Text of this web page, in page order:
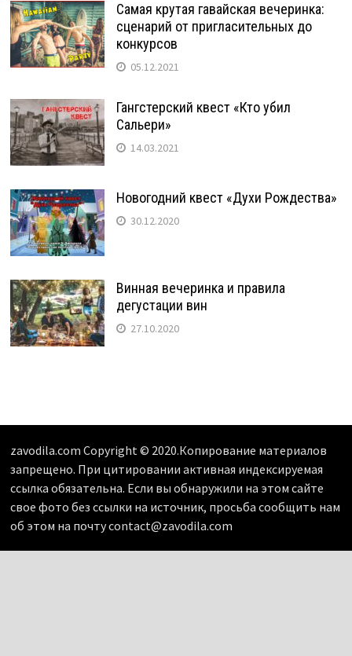
Самая крутая гавайская вечеринка:
сценарий от пригласительных до
конкурсов
05.12.2021
Гангстерский квест «Кто убил
Сальери»
14.03.2021
Новогодний квест «Духи Рождества»
30.12.2020
Винная вечеринка и правила
дегустации вин
27.10.2020
zavodila.com Copyright © 2020.Копирование материалов
запрещено. При цитировании активная индексируемая
ссылка обязательна. Если вы обнаружили на этом сайте
свое фото без ссылки на источник, просьба сообщить нам
об этом на почту contact@zavodila.com